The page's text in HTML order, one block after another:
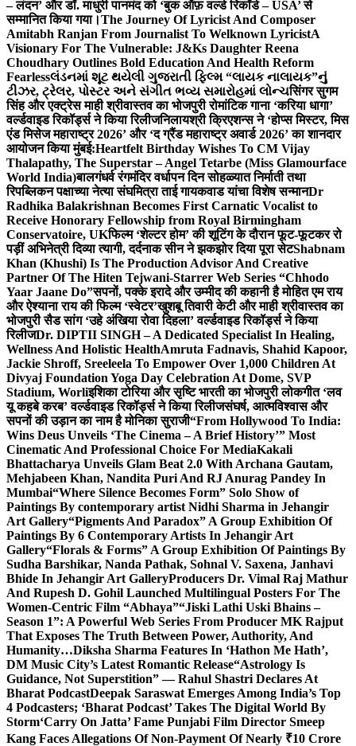
– लंदन’ और डॉ. माधुरी पानमंद को ‘बुक ऑफ़ वर्ल्ड रिकॉर्ड – USA’ से
सम्मानित किया गया।The Journey Of Lyricist And Composer
Amitabh Ranjan From Journalist To Welknown LyricistA
Visionary For The Vulnerable: J&Ks Daughter Reena
Choudhary Outlines Bold Education And Health Reform
Fearlessલંડનમાં શૂટ થયેલી ગુજરાતી ફિલ્મ “લાયક નાલાયક”નું
ટીઝર, ટ્રેલર, પોસ્ટર અને સંગીત ભવ્ય સમારોહમાં લોન્ચसिंगर सुगम
सिंह और एक्ट्रेस माही श्रीवास्तव का भोजपुरी रोमांटिक गाना ‘करिया धागा’
वर्ल्डवाइड रिकॉर्ड्स ने किया रिलीजनिलायश्री क्रिएशन्स ने ‘होप्स मिस्टर, मिस
एंड मिसेज महाराष्ट्र 2026’ और ‘द ग्रैंड महाराष्ट्र अवार्ड 2026’ का शानदार
आयोजन किया मुंबई:Heartfelt Birthday Wishes To CM Vijay
Thalapathy, The Superstar – Angel Tetarbe (Miss Glamourface
World India)बालगंधर्व रंगमंदिर वर्धापन दिन सोहळ्यात निर्माती तथा
रिपब्लिकन पक्षाच्या नेत्या संघमित्रा ताई गायकवाड यांचा विशेष सन्मानDr
Radhika Balakrishnan Becomes First Carnatic Vocalist to
Receive Honorary Fellowship from Royal Birmingham
Conservatoire, UKफिल्म ‘शेल्टर होम’ की शूटिंग के दौरान फूट-फूटकर रो
पड़ीं अभिनेत्री दिव्या त्यागी, दर्दनाक सीन ने झकझोर दिया पूरा सेटShabnam
Khan (Khushi) Is The Production Advisor And Creative
Partner Of The Hiten Tejwani-Starrer Web Series “Chhodo
Yaar Jaane Do”सपनों, पक्के इरादे और उम्मीद की कहानी है मोहित एम राय
और ऐश्याना राय की फिल्म ‘स्वेटर’खुशबू तिवारी केटी और माही श्रीवास्तव का
भोजपुरी सैड सांग ‘उहे अंखिया रोवा दिहला’ वर्ल्डवाइड रिकॉर्ड्स ने किया
रिलीजDr. DIPTII SINGH – A Dedicated Specialist In Healing,
Wellness And Holistic HealthAmruta Fadnavis, Shahid Kapoor,
Jackie Shroff, Sreeleela To Empower Over 1,000 Children At
Divyaj Foundation Yoga Day Celebration At Dome, SVP
Stadium, Worliइशिका टोरिया और सृष्टि भारती का भोजपुरी लोकगीत ‘लव
यू कहबे करब’ वर्ल्डवाइड रिकॉर्ड्स ने किया रिलीजसंघर्ष, आत्मविश्वास और
सपनों की उड़ान का नाम है मोनिका सुराजी“From Hollywood To India:
Wins Deus Unveils ‘The Cinema – A Brief History’” Most
Cinematic And Professional Choice For MediaKakali
Bhattacharya Unveils Glam Beat 2.0 With Archana Gautam,
Mehjabeen Khan, Nandita Puri And RJ Anurag Pandey In
Mumbai“Where Silence Becomes Form” Solo Show of
Paintings By contemporary artist Nidhi Sharma in Jehangir
Art Gallery“Pigments And Paradox” A Group Exhibition Of
Paintings By 6 Contemporary Artists In Jehangir Art
Gallery“Florals & Forms” A Group Exhibition Of Paintings By
Sudha Barshikar, Nanda Pathak, Sohnal V. Saxena, Janhavi
Bhide In Jehangir Art GalleryProducers Dr. Vimal Raj Mathur
And Rupesh D. Gohil Launched Multilingual Posters For The
Women-Centric Film “Abhaya”“Jiski Lathi Uski Bhains –
Season 1”: A Powerful Web Series From Producer MK Rajput
That Exposes The Truth Between Power, Authority, And
Humanity…Diksha Sharma Features In ‘Hathon Me Hath’,
DM Music City’s Latest Romantic Release“Astrology Is
Guidance, Not Superstition” — Rahul Shastri Declares At
Bharat PodcastDeepak Saraswat Emerges Among India’s Top
4 Podcasters; ‘Bharat Podcast’ Takes The Digital World By
Storm‘Carry On Jatta’ Fame Punjabi Film Director Smeep
Kang Faces Allegations Of Non-Payment Of Nearly ₹10 Crore